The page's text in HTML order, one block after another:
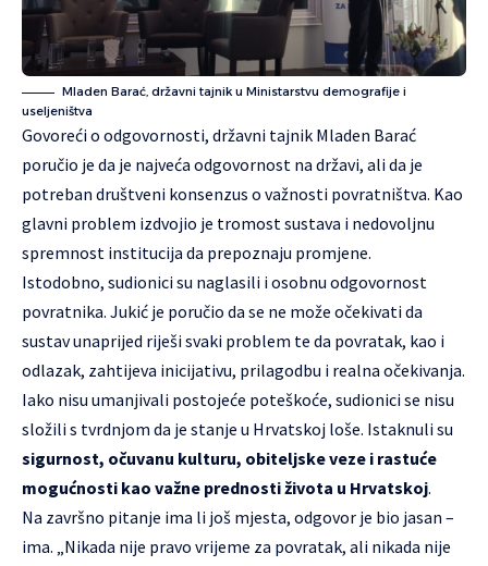
Mladen Barać, državni tajnik u Ministarstvu demografije i
useljeništva
Govoreći o odgovornosti, državni tajnik Mladen Barać
poručio je da je najveća odgovornost na državi, ali da je
potreban društveni konsenzus o važnosti povratništva. Kao
glavni problem izdvojio je tromost sustava i nedovoljnu
spremnost institucija da prepoznaju promjene.
Istodobno, sudionici su naglasili i osobnu odgovornost
povratnika. Jukić je poručio da se ne može očekivati da
sustav unaprijed riješi svaki problem te da povratak, kao i
odlazak, zahtijeva inicijativu, prilagodbu i realna očekivanja.
Iako nisu umanjivali postojeće poteškoće, sudionici se nisu
složili s tvrdnjom da je stanje u Hrvatskoj loše. Istaknuli su
sigurnost, očuvanu kulturu, obiteljske veze i rastuće
mogućnosti kao važne prednosti života u Hrvatskoj.
Na završno pitanje ima li još mjesta, odgovor je bio jasan –
ima. „Nikada nije pravo vrijeme za povratak, ali nikada nije